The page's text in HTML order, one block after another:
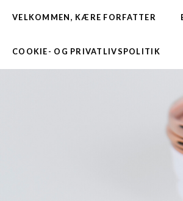
VELKOMMEN, KÆRE FORFATTER
COOKIE- OG PRIVATLIVSPOLITIK